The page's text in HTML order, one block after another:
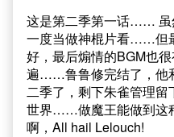
这是第二季第一话…… 虽
一度当做神棍片看……但
好，最后煽情的BGM也
遍……鲁鲁修完结了，他
二季了，剩下朱雀管理
世界……做魔王能做到这
啊，All hail Lelouch!